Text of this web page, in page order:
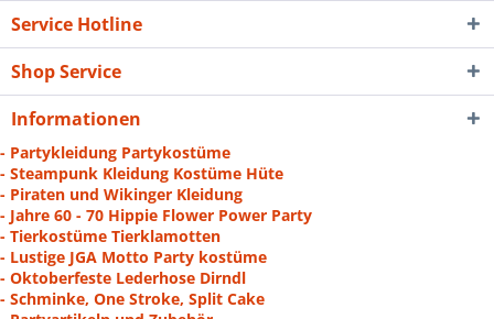
Service Hotline
Shop Service
Informationen
- Partykleidung Partykostüme
- Steampunk Kleidung Kostüme Hüte
- Piraten und Wikinger Kleidung
- Jahre 60 - 70 Hippie Flower Power Party
- Tierkostüme Tierklamotten
- Lustige JGA Motto Party kostüme
- Oktoberfeste Lederhose Dirndl
- Schminke, One Stroke, Split Cake